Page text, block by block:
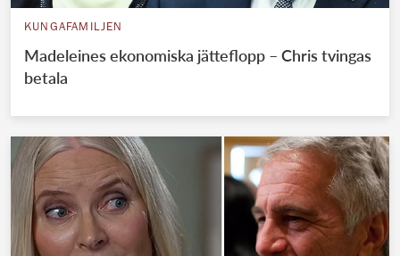
KUNGAFAMILJEN
Madeleines ekonomiska jätteflopp – Chris tvingas
betala